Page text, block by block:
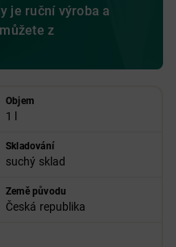
je ruční výroba a
z
Objem
1 l
Skladování
suchý sklad
Země původu
Česká republika